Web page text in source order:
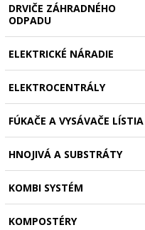
DRVIČE ZÁHRADNÉHO
ODPADU
ELEKTRICKÉ NÁRADIE
ELEKTROCENTRÁLY
FÚKAČE A VYSÁVAČE LÍSTIA
HNOJIVÁ A SUBSTRÁTY
KOMBI SYSTÉM
KOMPOSTÉRY